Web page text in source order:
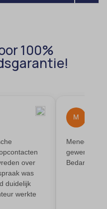
100%
over
was
duidelijk
werkte
M
Meneer
gewerkt en
Bedankt